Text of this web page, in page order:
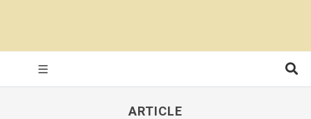
ARTICLE